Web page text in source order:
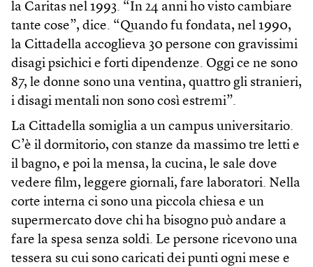
la Caritas nel 1993. “In 24 anni ho visto cambiare
tante cose”, dice. “Quando fu fondata, nel 1990,
la Cittadella accoglieva 30 persone con gravissimi
disagi psichici e forti dipendenze. Oggi ce ne sono
87, le donne sono una ventina, quattro gli stranieri,
i disagi mentali non sono così estremi”.
La Cittadella somiglia a un campus universitario.
C’è il dormitorio, con stanze da massimo tre letti e
il bagno, e poi la mensa, la cucina, le sale dove
vedere film, leggere giornali, fare laboratori. Nella
corte interna ci sono una piccola chiesa e un
supermercato dove chi ha bisogno può andare a
fare la spesa senza soldi. Le persone ricevono una
tessera su cui sono caricati dei punti ogni mese e